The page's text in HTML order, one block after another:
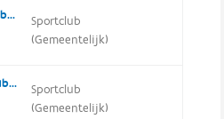
Kempische Windsurfclub Mol
Sportclub
(Gemeentelijk)
Koninklijke Football Club Ezaart Sport Mol
Sportclub
(Gemeentelijk)